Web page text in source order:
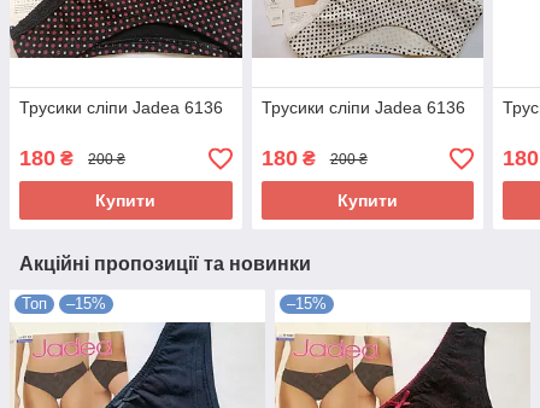
Трусики сліпи Jadea 6136
180 ₴ 200 ₴
Купити
Трусики сліпи Jadea 6136
180₴ 200 ₴
Купити
180
Акційні пропозиції та новинки
Топ –15% –15%